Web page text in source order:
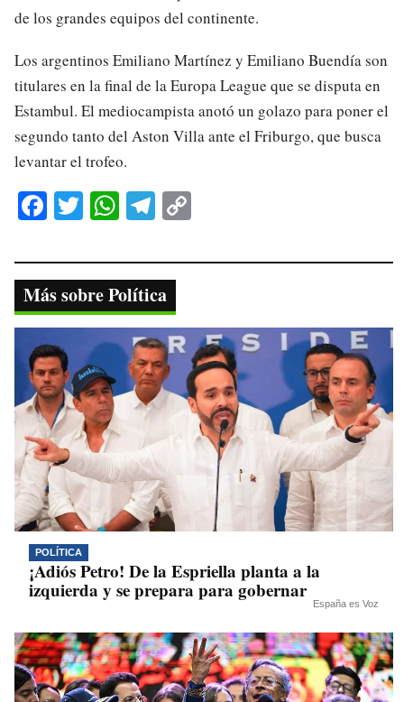
de los grandes equipos del continente.
Los argentinos Emiliano Martínez y Emiliano Buendía son
titulares en la final de la Europa League que se disputa en
Estambul. El mediocampista anotó un golazo para poner el
segundo tanto del Aston Villa ante el Friburgo, que busca
levantar el trofeo.
Fa
bo
ok
T
tte
r
W
ts
A
pp
Te
gr
a
m
y
nk
Más sobre Política
POLÍTICA
¡Adiós Petro! De la Espriella planta a la
izquierda y se prepara para gobernar
España es Voz